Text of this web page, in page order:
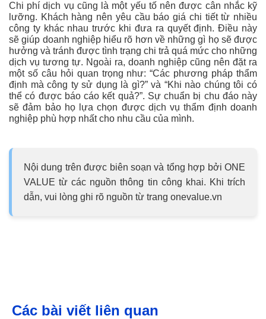
Chi phí dịch vụ cũng là một yếu tố nên được cân nhắc kỹ
lưỡng. Khách hàng nên yêu cầu báo giá chi tiết từ nhiều
công ty khác nhau trước khi đưa ra quyết định. Điều này
sẽ giúp doanh nghiệp hiểu rõ hơn về những gì họ sẽ được
hưởng và tránh được tình trạng chi trả quá mức cho những
dịch vụ tương tự. Ngoài ra, doanh nghiệp cũng nên đặt ra
một số câu hỏi quan trọng như: “Các phương pháp thẩm
định mà công ty sử dụng là gì?” và “Khi nào chúng tôi có
thể có được báo cáo kết quả?”. Sự chuẩn bị chu đáo này
sẽ đảm bảo họ lựa chọn được dịch vụ thẩm định doanh
nghiệp phù hợp nhất cho nhu cầu của mình.
Nội dung trên được biên soạn và tổng hợp bởi ONE
VALUE từ các nguồn thông tin công khai. Khi trích
dẫn, vui lòng ghi rõ nguồn từ trang onevalue.vn
Các bài viết liên quan